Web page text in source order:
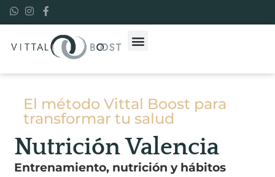
El método Vittal Boost para
transformar tu salud
Nutrición Valencia
Entrenamiento, nutrición y hábitos